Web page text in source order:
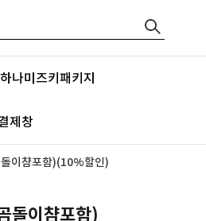
나미즈키패키지
제창
이챰포함)(10%할인)
돌이챰포함)